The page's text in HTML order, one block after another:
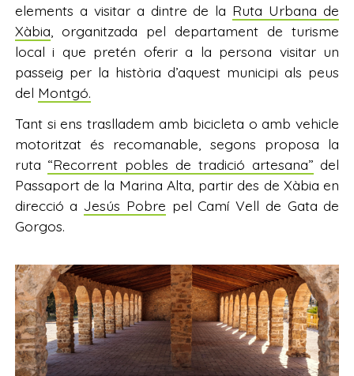
elements a visitar a dintre de la Ruta Urbana de
Xàbia , organitzada pel departament de turisme
local i que pretén oferir a la persona visitar un
passeig per la història d’aquest municipi als peus
del Montgó.
Tant si ens traslladem amb bicicleta o amb vehicle
motoritzat és recomanable, segons proposa la
ruta “Recorrent pobles de tradició artesana” del
Passaport de la Marina Alta, partir des de Xàbia en
direcció aJesús Pobre pel Camí Vell de Gata de
Gorgos.